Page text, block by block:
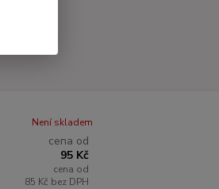
cena od
95 Kč
cena od
85 Kč bez DPH
Není skladem